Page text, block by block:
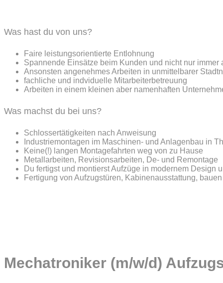
Was hast du von uns?
Faire leistungsorientierte Entlohnung
Spannende Einsätze beim Kunden und nicht nur immer
Ansonsten angenehmes Arbeiten in unmittelbarer
fachliche und indviduelle Mitarbeiterbetreuung
Arbeiten in einem kleinen aber namenhaften
Was machst du bei uns?
Schlossertätigkeiten nach Anweisung
Industriemontagen im Maschinen- und Anlagenbau in
Keine(!) langen Montagefahrten weg von zu Hause
Metallarbeiten, Revisionsarbeiten, De- und Remontage
Du fertigst und montierst Aufzüge in modernem Design
Fertigung von Aufzugstüren, Kabinenausstattung,
Mechatroniker (m/w/d)